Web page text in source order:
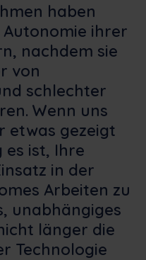
haben
ihrer
nachdem sie
von
schlechter
Wenn uns
etwas gezeigt
es ist, Ihre
in der
Arbeiten zu
unabhängiges
länger die
Technologie